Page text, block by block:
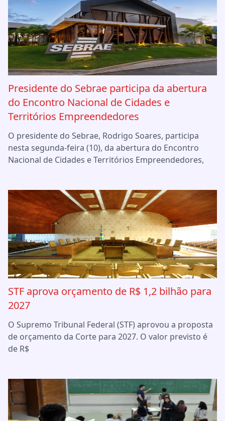
Presidente do Sebrae participa da abertura
do Encontro Nacional de Cidades e
Territórios Empreendedores
O presidente do Sebrae, Rodrigo Soares, participa
nesta segunda-feira (10), da abertura do Encontro
Nacional de Cidades e Territórios Empreendedores,
STF aprova orçamento de R$ 1,2 bilhão para
2027
O Supremo Tribunal Federal (STF) aprovou a proposta
de orçamento da Corte para 2027. O valor previsto é
de R$